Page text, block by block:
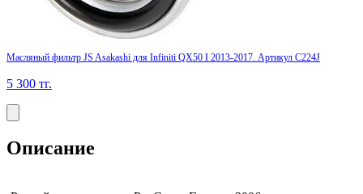
Масляный фильтр JS Asakashi для Infiniti QX50 I 2013-2017. Артикул C224J
5 300 тг.
Описание